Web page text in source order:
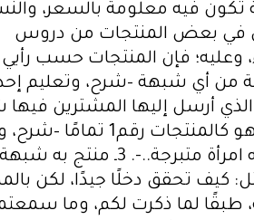
تكون فيه معلومة بالسعر،
في بعض المنتجات من دروس
وعليه؛ فإن المنتجات حسب
من أي شبهة –شرح، وتعليم
أي صفحة المنتج الذي أرسل إليها المشترين
وغالبًا ما تكون هذه الشبهة هي صور نساء متبرجات، بالرغم من أن المنتج لا علاقة له
إحدى الرياضات، إلا أنه يضم صور امرأة متبرجة، أو بيع برنامج لتحسين أداء المواقع، لكن تشرحه امرأة متبرجة..-. 3ـ منتج
كيف تحقق دخلًا جيدًا، لكن
طبقًا لما ذكرت لكم، وما